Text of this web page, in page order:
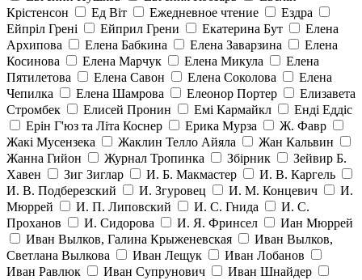
Крістенсон
Ед Віт Ежедневное чтение
Ездра
Ейпріл Грені
Ейприл Грени Екатерина Бут
Елена
Архипова
Елена Бабкина Елена Заварзина
Елена
Косинова
Елена Марчук Елена Микула
Елена
Пятилетова
Елена Савон Елена Соколова
Елена
Чепилка
Елена Шамрова Елеонор Портер
Елизавета
Стромбек
Елисей Пронин Емі Кармайкл
Ендi Еддiс
Ерін Г'юз та Літа Коснер
Ерика Мурза
Ж. Фавр
Жакі Мусензека
Жаклин Телло Айяла
Жан Кальвин
Жанна Гийон
Журнал Тропинка Збірник
Зейвир Б.
Хавен
Зиг Зиглар И. Б. Макмастер
И. В. Каргель
И. В. Подберезский
И. Згуровец И. М. Концевич
И.
Мюррей
И. П. Липовский И. С. Гнида
И. С.
Проханов
И. Сидорова И. Я. Фринсел
Иан Мюррей
Иван Вылков, Галина Крыженевская
Иван Вылков,
Светлана Вылкова
Иван Лещук
Иван Лобанов
Иван Равлюк
Иван Супрунович
Иван Шнайдер